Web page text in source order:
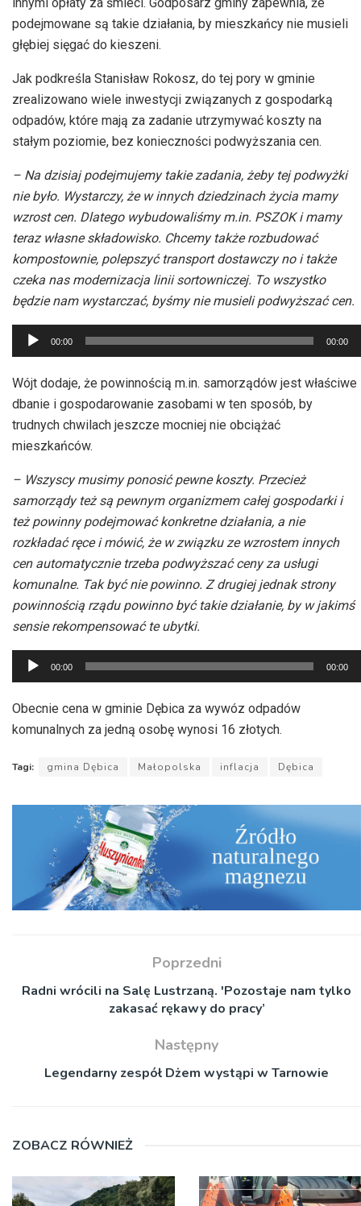
podejmowane są takie działania, by mieszkańcy nie musieli
głębiej sięgać do kieszeni.
Jak podkreśla Stanisław Rokosz, do tej pory w gminie
zrealizowano wiele inwestycji związanych z gospodarką
odpadów, które mają za zadanie utrzymywać koszty na
stałym poziomie, bez konieczności podwyższania cen.
– Na dzisiaj podejmujemy takie zadania, żeby tej podwyżki
nie było. Wystarczy, że w innych dziedzinach życia mamy
wzrost cen. Dlatego wybudowaliśmy m.in. PSZOK i mamy
teraz własne składowisko. Chcemy także rozbudować
kompostownie, polepszyć transport dostawczy no i także
czeka nas modernizacja linii sortowniczej. To wszystko
będzie nam wystarczać, byśmy nie musieli podwyższać cen.
Odtwarzacz
plików
dźwiękowych
00:00 00:00
Wójt dodaje, że powinnością m.in. samorządów jest właściwe
dbanie i gospodarowanie zasobami w ten sposób, by
trudnych chwilach jeszcze mocniej nie obciążać
mieszkańców.
– Wszyscy musimy ponosić pewne koszty. Przecież
samorządy też są pewnym organizmem całej gospodarki i
też powinny podejmować konkretne działania, a nie
rozkładać ręce i mówić, że w związku ze wzrostem innych
cen automatycznie trzeba podwyższać ceny za usługi
komunalne. Tak być nie powinno. Z drugiej jednak strony
powinnością rządu powinno być takie działanie, by w jakimś
sensie rekompensować te ubytki.
Odtwarzacz
plików
dźwiękowych
00:00 00:00
Obecnie cena w gminie Dębica za wywóz odpadów
komunalnych za jedną osobę wynosi 16 złotych.
Tagi: gmina Dębica Małopolska inflacja Dębica
Poprzedni
Radni wrócili na Salę Lustrzaną. 'Pozostaje nam tylko
zakasać rękawy do pracy’
Następny
Legendarny zespół Dżem wystąpi w Tarnowie
ZOBACZ RÓWNIEŻ